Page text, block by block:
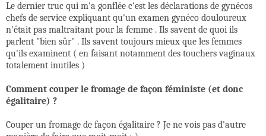
Le dernier truc qui m'a gonflée c'est les déclarations de gynécos
chefs de service expliquant qu'un examen gynéco douloureux
n'était pas maltraitant pour la femme . Ils savent de quoi ils
parlent "bien sûr" . Ils savent toujours mieux que les femmes
qu'ils examinent ( en faisant notamment des touchers vaginaux
totalement inutiles )
Comment couper le fromage de façon féministe (et donc
égalitaire) ?
Couper un fromage de façon égalitaire ? Je ne vois pas d'autre